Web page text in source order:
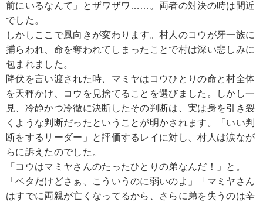
前にいるなんて」とザワザワ……。両者の対決の時は間近
でした。
しかしここで風向きが変わります。村人のコウが牙一族に
捕らわれ、命を奪われてしまったことで村は深い悲しみに
包まれました。
降伏を言い渡された時、マミヤはコウひとりの命と村全体
を天秤かけ、コウを見捨てることを選びました。しかし一
見、冷静かつ冷徹に決断したその判断は、実は身を引き裂
くような判断だったということが明かされます。「いい判
断をするリーダー」と評価するレイに対し、村人は涙なが
らに訴えたのでした。
「コウはマミヤさんのたったひとりの弟なんだ！」と。
「ベタだけどさぁ、こういうのに弱いのよ」「マミヤさん
はすでに両親が亡くなってるから、さらに弟を失うのは辛